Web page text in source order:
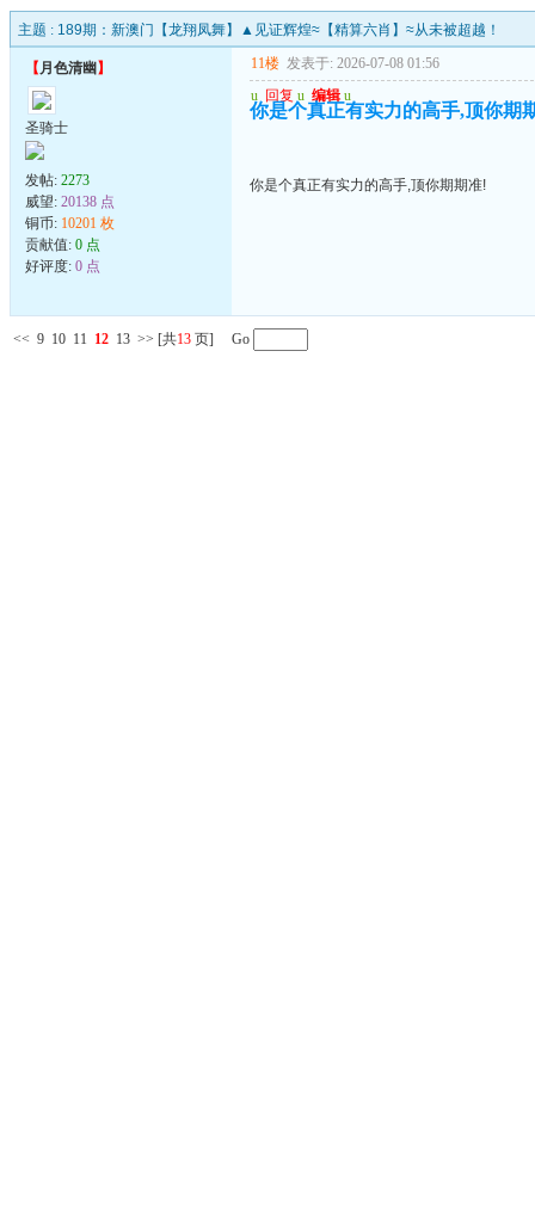
主题 : 189期：新澳门【龙翔凤舞】▲见证辉煌≈【精算六肖】≈从未被超越！
【月色清幽 】
圣骑士
发帖: 2273
威望: 20138 点
铜币: 10201 枚
贡献值: 0 点
好评度: 0 点
11楼 发表于: 2026-07-08 01:56
u 回复 u 编辑 u
你是个真正有实力的高手,顶你期
你是个真正有实力的高手,顶你期期准!
<< 9 10 11 12 13 >> [共13 页] Go